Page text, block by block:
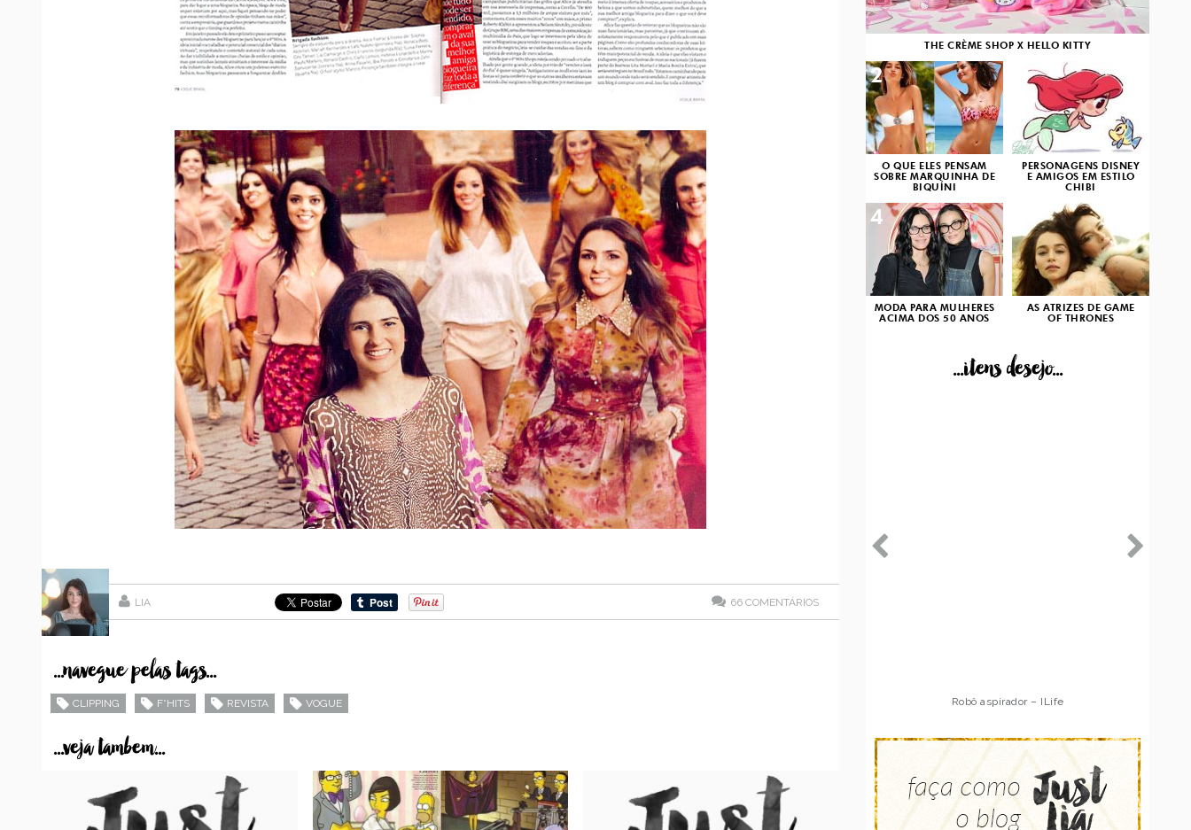
LIA 66 COMENTÁRIOS
...navegue pelas tags...
CLIPPING F*HITS REVISTA VOGUE
...veja tambem...
THE CRÈME SHOP X HELLO KITTY
O QUE ELES PENSAM
SOBRE MARQUINHA DE
BIQUÍNI
2
PERSONAGENS DISNEY
E AMIGOS EM ESTILO
CHIBI
3
MODA PARA MULHERES
ACIMA DOS 50 ANOS
4
AS ATRIZES DE GAME
OF THRONES
...itens desejo...
Robô aspirador – Multilaser